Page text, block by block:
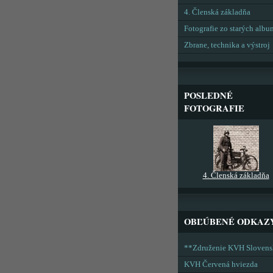
4. Členská základňa
Fotografie zo starých
Zbrane, technika a výstroj
POSLEDNÉ
FOTOGRAFIE
4. Členská základňa
OBĽÚBENÉ
**Združenie KVH
KVH Červená hviezda